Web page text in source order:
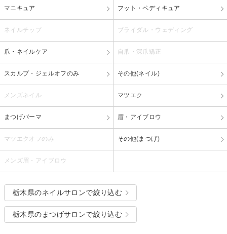
マニキュア フット・ペディキュア
ネイルチップ ブライダル・ウェディング
爪・ネイルケア 自爪・深爪矯正
スカルプ・ジェルオフのみ その他(ネイル)
メンズネイル マツエク
まつげパーマ 眉・アイブロウ
マツエクオフのみ その他(まつげ)
メンズ眉・アイブロウ
栃木県のネイルサロンで絞り込む
栃木県のまつげサロンで絞り込む